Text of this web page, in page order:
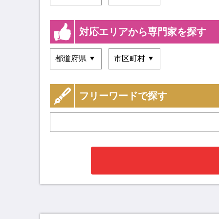
対応エリアから専門家を探す
フリーワードで探す